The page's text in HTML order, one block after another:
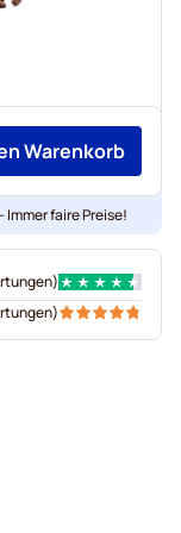
Warenkorb
faire Preise!
)
)